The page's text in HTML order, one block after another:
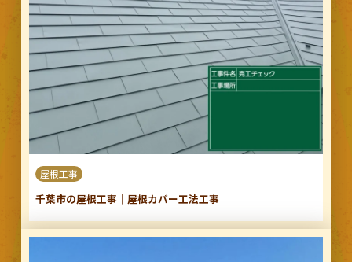
屋根工事
千葉市の屋根工事｜屋根カバー工法工事